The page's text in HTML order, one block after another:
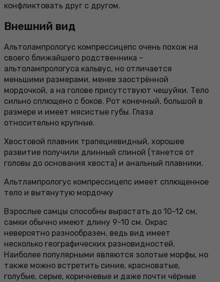
конфликтовать друг с другом.
Внешний вид
Альтолампрологус компрессицепс очень похож на
своего ближайшего родственника –
альтолампрологуса кальвус, но отличается
меньшими размерами, менее заострённой
мордочкой, а на голове присутствуют чешуйки. Тело
сильно сплющено с боков. Рот конечный, большой в
размере и имеет мясистые губы. Глаза
относительно крупные.
Хвостовой плавник трапециевидный, хорошее
развитие получили длинный спиной (тянется от
головы до основания хвоста) и анальный плавники.
Альтлампрологус компрессицепс имеет сплющенное
тело и вытянутую мордочку
Взрослые самцы способны вырастать до 10-12 см,
самки обычно имеют длину 9-10 см. Окрас
невероятно разнообразен, ведь вид имеет
несколько географических разновидностей.
Наиболее популярными являются золотые морфы, но
также можно встретить синие, красноватые,
голубые, серые, коричневые и даже почти чёрные